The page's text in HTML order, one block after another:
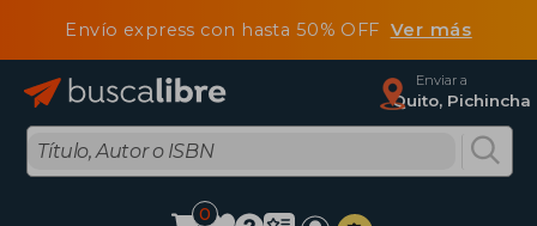
Envío express con hasta 50% OFF Ver más
Enviar a
Quito, Pichincha
0